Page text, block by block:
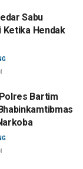
Sabu
Ketika Hendak
Bartim